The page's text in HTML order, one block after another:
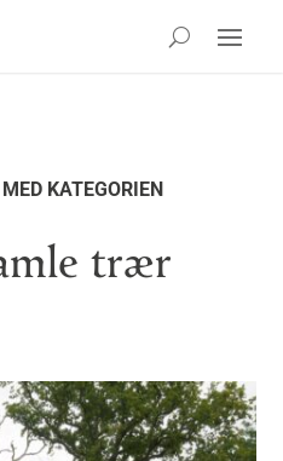
KATEGORIEN
trær